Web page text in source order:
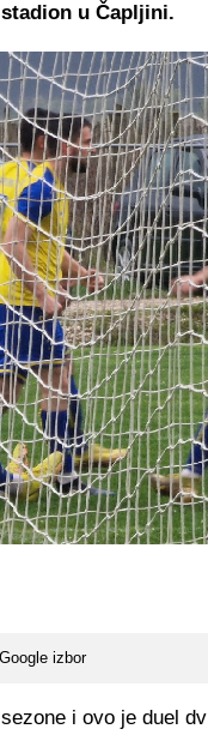
izbor
u Čapljini.
i ovo je duel